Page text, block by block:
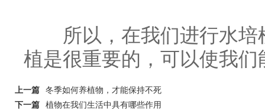
所以，在我们进行水培
植是很重要的，可以使我
上一篇
冬季如何养植物，才能保持不死
下一篇
植物在我们生活中具有哪些作用